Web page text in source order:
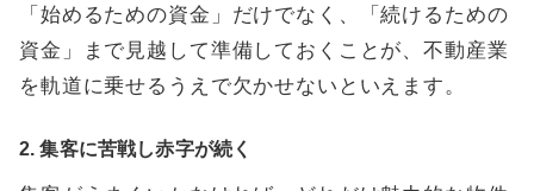
「始めるための資金」だけでなく、「続けるための
資金」まで見越して準備しておくことが、不動産業
を軌道に乗せるうえで欠かせないといえます。
2. 集客に苦戦し赤字が続く